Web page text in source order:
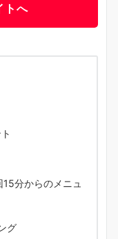
トへ
分からのメニュ
グ